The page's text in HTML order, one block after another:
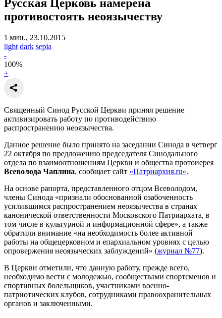
Русская Церковь намерена
противостоять неоязычеству
1 мин., 23.10.2015
light dark sepia
-
100%
+
Священный Синод Русской Церкви принял решение
активизировать работу по противодействию
распространению неоязычества.
Данное решение было принято на заседании Синода в четверг
22 октября по предложению председателя Синодального
отдела по взаимоотношениям Церкви и общества протоиерея
Всеволода Чаплина, сообщает сайт «Патриархия.ru».
На основе рапорта, представленного отцом Всеволодом,
члены Синода «признали обоснованной озабоченность
усилившимся распространением неоязычества в странах
канонической ответственности Московского Патриархата, в
том числе в культурной и информационной сфере», а также
обратили внимание «на необходимость более активной
работы на общецерковном и епархиальном уровнях с целью
опровержения неоязыческих заблуждений» (журнал №77).
В Церкви отметили, что данную работу, прежде всего,
необходимо вести с молодежью, сообществами спортсменов и
спортивных болельщиков, участниками военно-
патриотических клубов, сотрудниками правоохранительных
органов и заключенными.